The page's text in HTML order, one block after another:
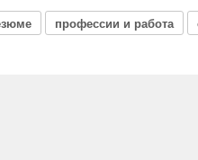
профессии и работа